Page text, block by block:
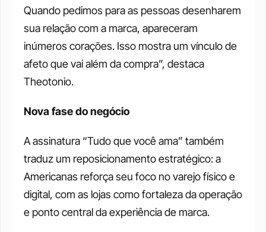
Quando pedimos para as pessoas desenharem
sua relação com a marca, apareceram
inúmeros corações. Isso mostra um vínculo de
afeto que vai além da compra”, destaca
Theotonio.
Nova fase do negócio
A assinatura “Tudo que você ama” também
traduz um reposicionamento estratégico: a
Americanas reforça seu foco no varejo físico e
digital, com as lojas como fortaleza da operação
e ponto central da experiência de marca.